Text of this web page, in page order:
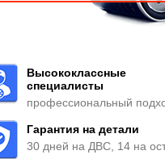
Высококлассные
специалисты
профессиональный
Гарантия на детали
30 дней на ДВС, 14 на